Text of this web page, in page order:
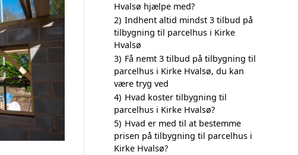
Hvalsø hjælpe med?
2) Indhent altid mindst 3 tilbud på
tilbygning til parcelhus i Kirke
Hvalsø
3) Få nemt 3 tilbud på tilbygning til
parcelhus i Kirke Hvalsø, du kan
være tryg ved
4) Hvad koster tilbygning til
parcelhus i Kirke Hvalsø?
5) Hvad er med til at bestemme
prisen på tilbygning til parcelhus i
Kirke Hvalsø?